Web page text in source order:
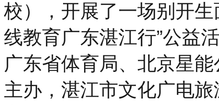
校），开展了一场别开
线教育广东湛江行”公益
广东省体育局、北京星
主办，湛江市文化广电